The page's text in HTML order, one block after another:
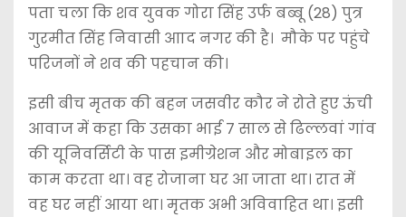
पता चला कि शव युवक गोरा सिंह उर्फ बब्बू (28) पुत्र
गुरमीत सिंह निवासी आाद नगर की है। मौके पर पहुंचे
परिजनों ने शव की पहचान की।
इसी बीच मृतक की बहन जसवीर कौर ने रोते हुए ऊंची
आवाज में कहा कि उसका भाई 7 साल से ढिल्लवां गांव
की यूनिवर्सिटी के पास इमीग्रेशन और मोबाइल का
काम करता था। वह रोजाना घर आ जाता था। रात में
वह घर नहीं आया था। मृतक अभी अविवाहित था। इसी